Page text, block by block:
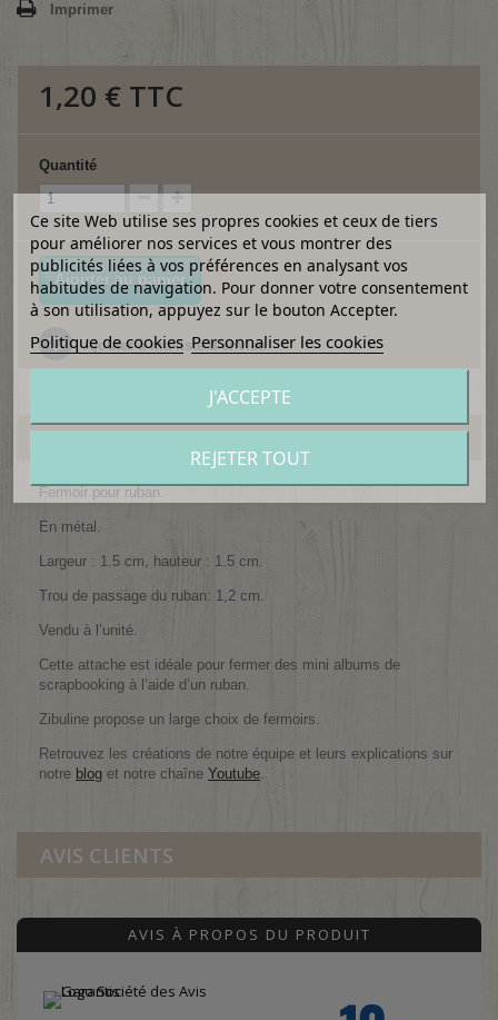
Imprimer
1,20 € TTC
Quantité
Ajouter au panier
Ajouter à ma liste d'envies
EN SAVOIR PLUS
Fermoir pour ruban.
En métal.
Largeur : 1.5 cm, hauteur : 1.5 cm.
Trou de passage du ruban: 1,2 cm.
Vendu à l’unité.
Cette attache est idéale pour fermer des mini albums de
scrapbooking à l’aide d’un ruban.
Zibuline propose un large choix de fermoirs.
Retrouvez les créations de notre équipe et leurs explications sur
notre blog et notre chaîne Youtube.
AVIS CLIENTS
AVIS À PROPOS DU PRODUIT
Ce site Web utilise ses propres cookies et ceux de tiers
pour améliorer nos services et vous montrer des
publicités liées à vos préférences en analysant vos
habitudes de navigation. Pour donner votre consentement
à son utilisation, appuyez sur le bouton Accepter.
Politique de cookies Personnaliser les cookies
REJETER TOUT
J'ACCEPTE